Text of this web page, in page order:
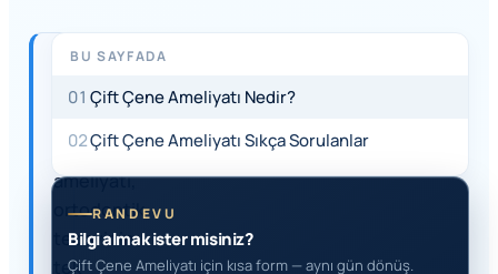
HIZLI
YANIT
çene
ameliyatı,
ortodontik
tedavinin
tek
BU SAYFADA
01 Çift Çene Ameliyatı Nedir?
02Çift Çene Ameliyatı Sıkça Sorulanlar
RANDEVU
Bilgi almak ister misiniz?
Çift Çene Ameliyatı için kısa form — aynı gün dönüş.